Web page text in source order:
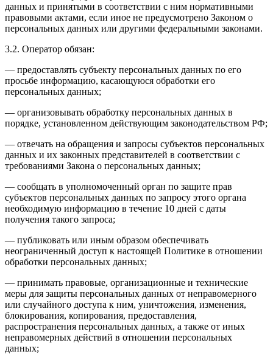
данных и принятыми в соответствии с ним нормативными
правовыми актами, если иное не предусмотрено Законом о
персональных данных или другими федеральными законами.
3.2. Оператор обязан:
— предоставлять субъекту персональных данных по его
просьбе информацию, касающуюся обработки его
персональных данных;
— организовывать обработку персональных данных в
порядке, установленном действующим законодательством РФ;
— отвечать на обращения и запросы субъектов персональных
данных и их законных представителей в соответствии с
требованиями Закона о персональных данных;
— сообщать в уполномоченный орган по защите прав
субъектов персональных данных по запросу этого органа
необходимую информацию в течение 10 дней с даты
получения такого запроса;
— публиковать или иным образом обеспечивать
неограниченный доступ к настоящей Политике в отношении
обработки персональных данных;
— принимать правовые, организационные и технические
меры для защиты персональных данных от неправомерного
или случайного доступа к ним, уничтожения, изменения,
блокирования, копирования, предоставления,
распространения персональных данных, а также от иных
неправомерных действий в отношении персональных
данных;